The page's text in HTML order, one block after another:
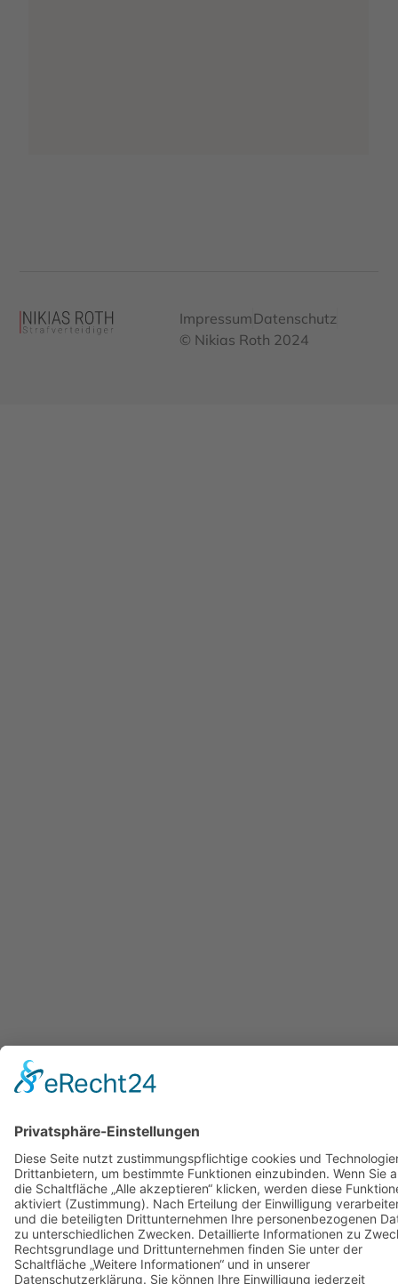
ImpressumDatenschutz
© Nikias Roth 2024